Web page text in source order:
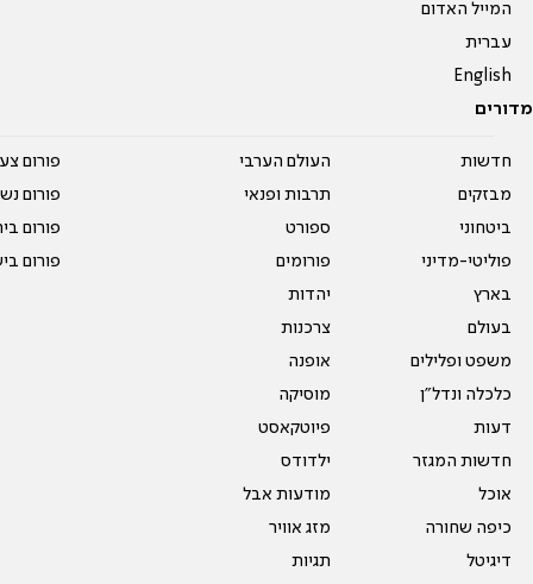
המייל האדום
עברית
English
מדורים
חדשות
מבזקים
ביטחוני
פוליטי-מדיני
בארץ
בעולם
משפט ופלילים
כלכלה ונדל"ן
דעות
חדשות המגזר
אוכל
כיפה שחורה
דיגיטל
העולם הערבי
תרבות ופנאי
ספורט
פורומים
יהדות
צרכנות
אופנה
מוסיקה
פיוטקאסט
ילדודס
מודעות אבל
מזג אוויר
תגיות
פורום
פורום
פורום
פורום